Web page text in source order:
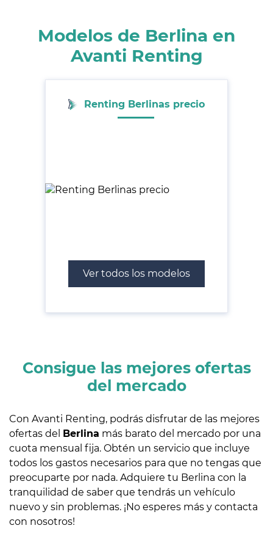
Modelos de Berlina en
Avanti Renting
Renting Berlinas precio
Ver todos los modelos
Consigue las mejores ofertas
del mercado
Con Avanti Renting, podrás disfrutar de las mejores
ofertas del Berlina más barato del mercado por una
cuota mensual fija. Obtén un servicio que incluye
todos los gastos necesarios para que no tengas que
preocuparte por nada. Adquiere tu Berlina con la
tranquilidad de saber que tendrás un vehículo
nuevo y sin problemas. ¡No esperes más y contacta
con nosotros!